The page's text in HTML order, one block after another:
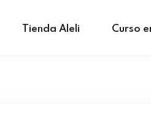
Tienda Aleli Curso